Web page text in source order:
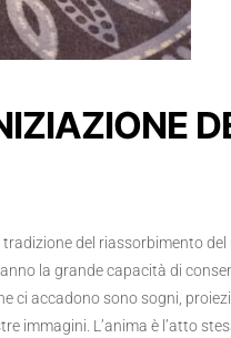
del riassorbimento del
la grande capacità di
ci accadono sono sogni,
immagini. L’anima è l’atto